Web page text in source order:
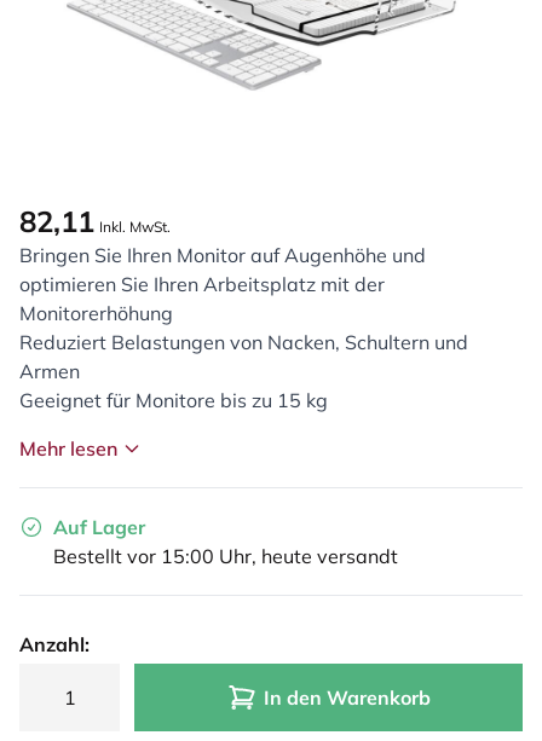
82,11 Inkl. MwSt.
Bringen Sie Ihren Monitor auf Augenhöhe und
optimieren Sie Ihren Arbeitsplatz mit der
Monitorerhöhung
Reduziert Belastungen von Nacken, Schultern und
Armen
Geeignet für Monitore bis zu 15 kg
Mehr lesen
Auf Lager
Bestellt vor 15:00 Uhr, heute versandt
Anzahl:
In den Warenkorb